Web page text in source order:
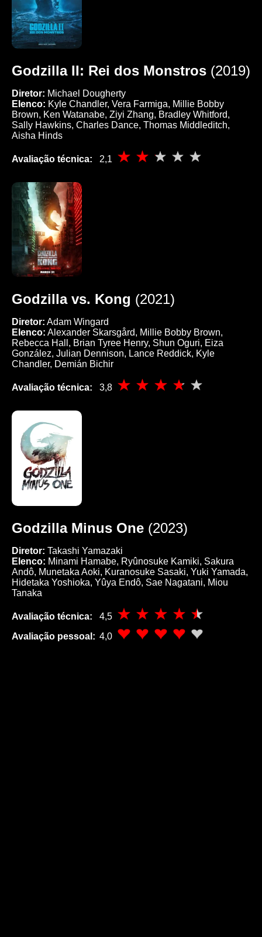
Godzilla II: Rei dos Monstros (2019)
Diretor: Michael Dougherty
Elenco: Kyle Chandler, Vera Farmiga, Millie Bobby
Brown, Ken Watanabe, Ziyi Zhang, Bradley Whitford,
Sally Hawkins, Charles Dance, Thomas Middleditch,
Aisha Hinds
Avaliação técnica: 2,1
Godzilla vs. Kong (2021)
Diretor: Adam Wingard
Elenco: Alexander Skarsgård, Millie Bobby Brown,
Rebecca Hall, Brian Tyree Henry, Shun Oguri, Eiza
González, Julian Dennison, Lance Reddick, Kyle
Chandler, Demián Bichir
Avaliação técnica: 3,8
Godzilla Minus One (2023)
Diretor: Takashi Yamazaki
Elenco: Minami Hamabe, Ryûnosuke Kamiki, Sakura
Andô, Munetaka Aoki, Kuranosuke Sasaki, Yuki Yamada,
Hidetaka Yoshioka, Yûya Endô, Sae Nagatani, Miou
Tanaka
Avaliação técnica:
4,5
Avaliação pessoal: 4,0